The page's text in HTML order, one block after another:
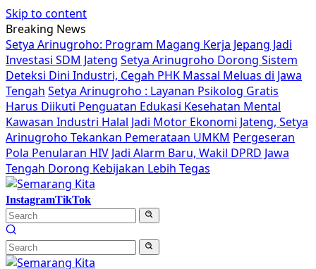
Skip to content
Breaking News
Setya Arinugroho: Program Magang Kerja Jepang Jadi
Investasi SDM Jateng Setya Arinugroho Dorong Sistem
Deteksi Dini Industri, Cegah PHK Massal Meluas di Jawa
Tengah Setya Arinugroho : Layanan Psikolog Gratis
Harus Diikuti Penguatan Edukasi Kesehatan Mental
Kawasan Industri Halal Jadi Motor Ekonomi Jateng, Setya
Arinugroho Tekankan Pemerataan UMKM Pergeseran
Pola Penularan HIV Jadi Alarm Baru, Wakil DPRD Jawa
Tengah Dorong Kebijakan Lebih Tegas
InstagramTikTok